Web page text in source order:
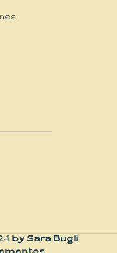
by Sara Bugli